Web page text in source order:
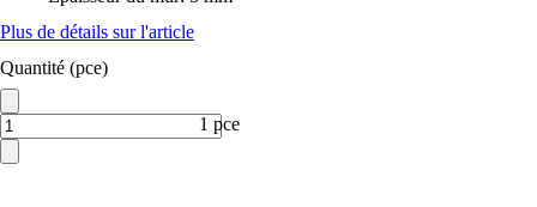
Plus de détails sur l'article
Quantité (pce)
1 pce